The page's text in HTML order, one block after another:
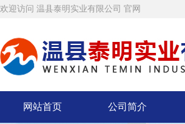
欢迎访问 温县泰明实业有限公司 官网
网站首页 公司简介